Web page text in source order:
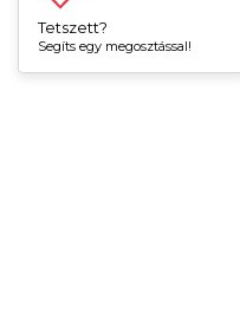
Tetszett?
Segíts egy megosztással!